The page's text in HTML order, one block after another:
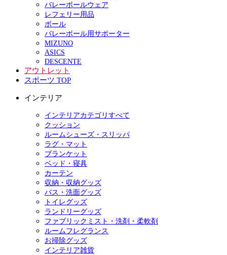
バレーボールウェア
レフェリー用品
ボール
バレーボール用サポーター
MIZUNO
ASICS
DESCENTE
アウトレット
スポーツ TOP
インテリア
インテリアカテゴリすべて
クッション
ルームシューズ・スリッパ
ラグ・マット
ブランケット
ベッド・寝具
カーテン
収納・収納グッズ
バス・洗面グッズ
トイレグッズ
ランドリーグッズ
ファブリックミスト・洗剤・柔軟剤
ルームフレグランス
お掃除グッズ
インテリア雑貨